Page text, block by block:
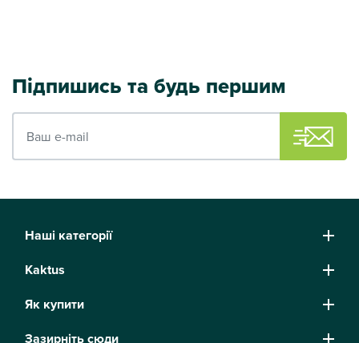
Підпишись та будь першим
Наші категорії
Kaktus
Як купити
Зазирніть сюди